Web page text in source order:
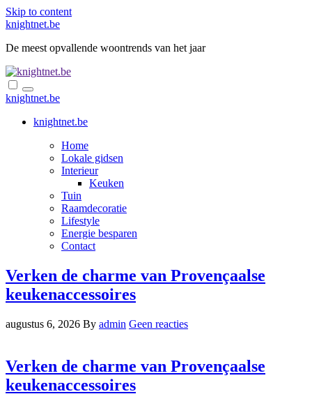
Skip to content
knightnet.be
De meest opvallende woontrends van het jaar
knightnet.be
knightnet.be
Home
Lokale gidsen
Interieur
Keuken
Tuin
Raamdecoratie
Lifestyle
Energie besparen
Contact
Verken de charme van Provençaalse
keukenaccessoires
augustus 6, 2026 By admin Geen reacties
Verken de charme van Provençaalse
keukenaccessoires